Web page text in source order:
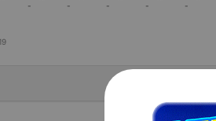
-
-
-
-
-
19